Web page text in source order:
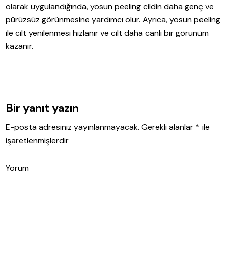
olarak uygulandığında, yosun peeling cildin daha genç ve
pürüzsüz görünmesine yardımcı olur. Ayrıca, yosun peeling
ile cilt yenilenmesi hızlanır ve cilt daha canlı bir görünüm
kazanır.
Bir yanıt yazın
E-posta adresiniz yayınlanmayacak. Gerekli alanlar * ile
işaretlenmişlerdir
Yorum